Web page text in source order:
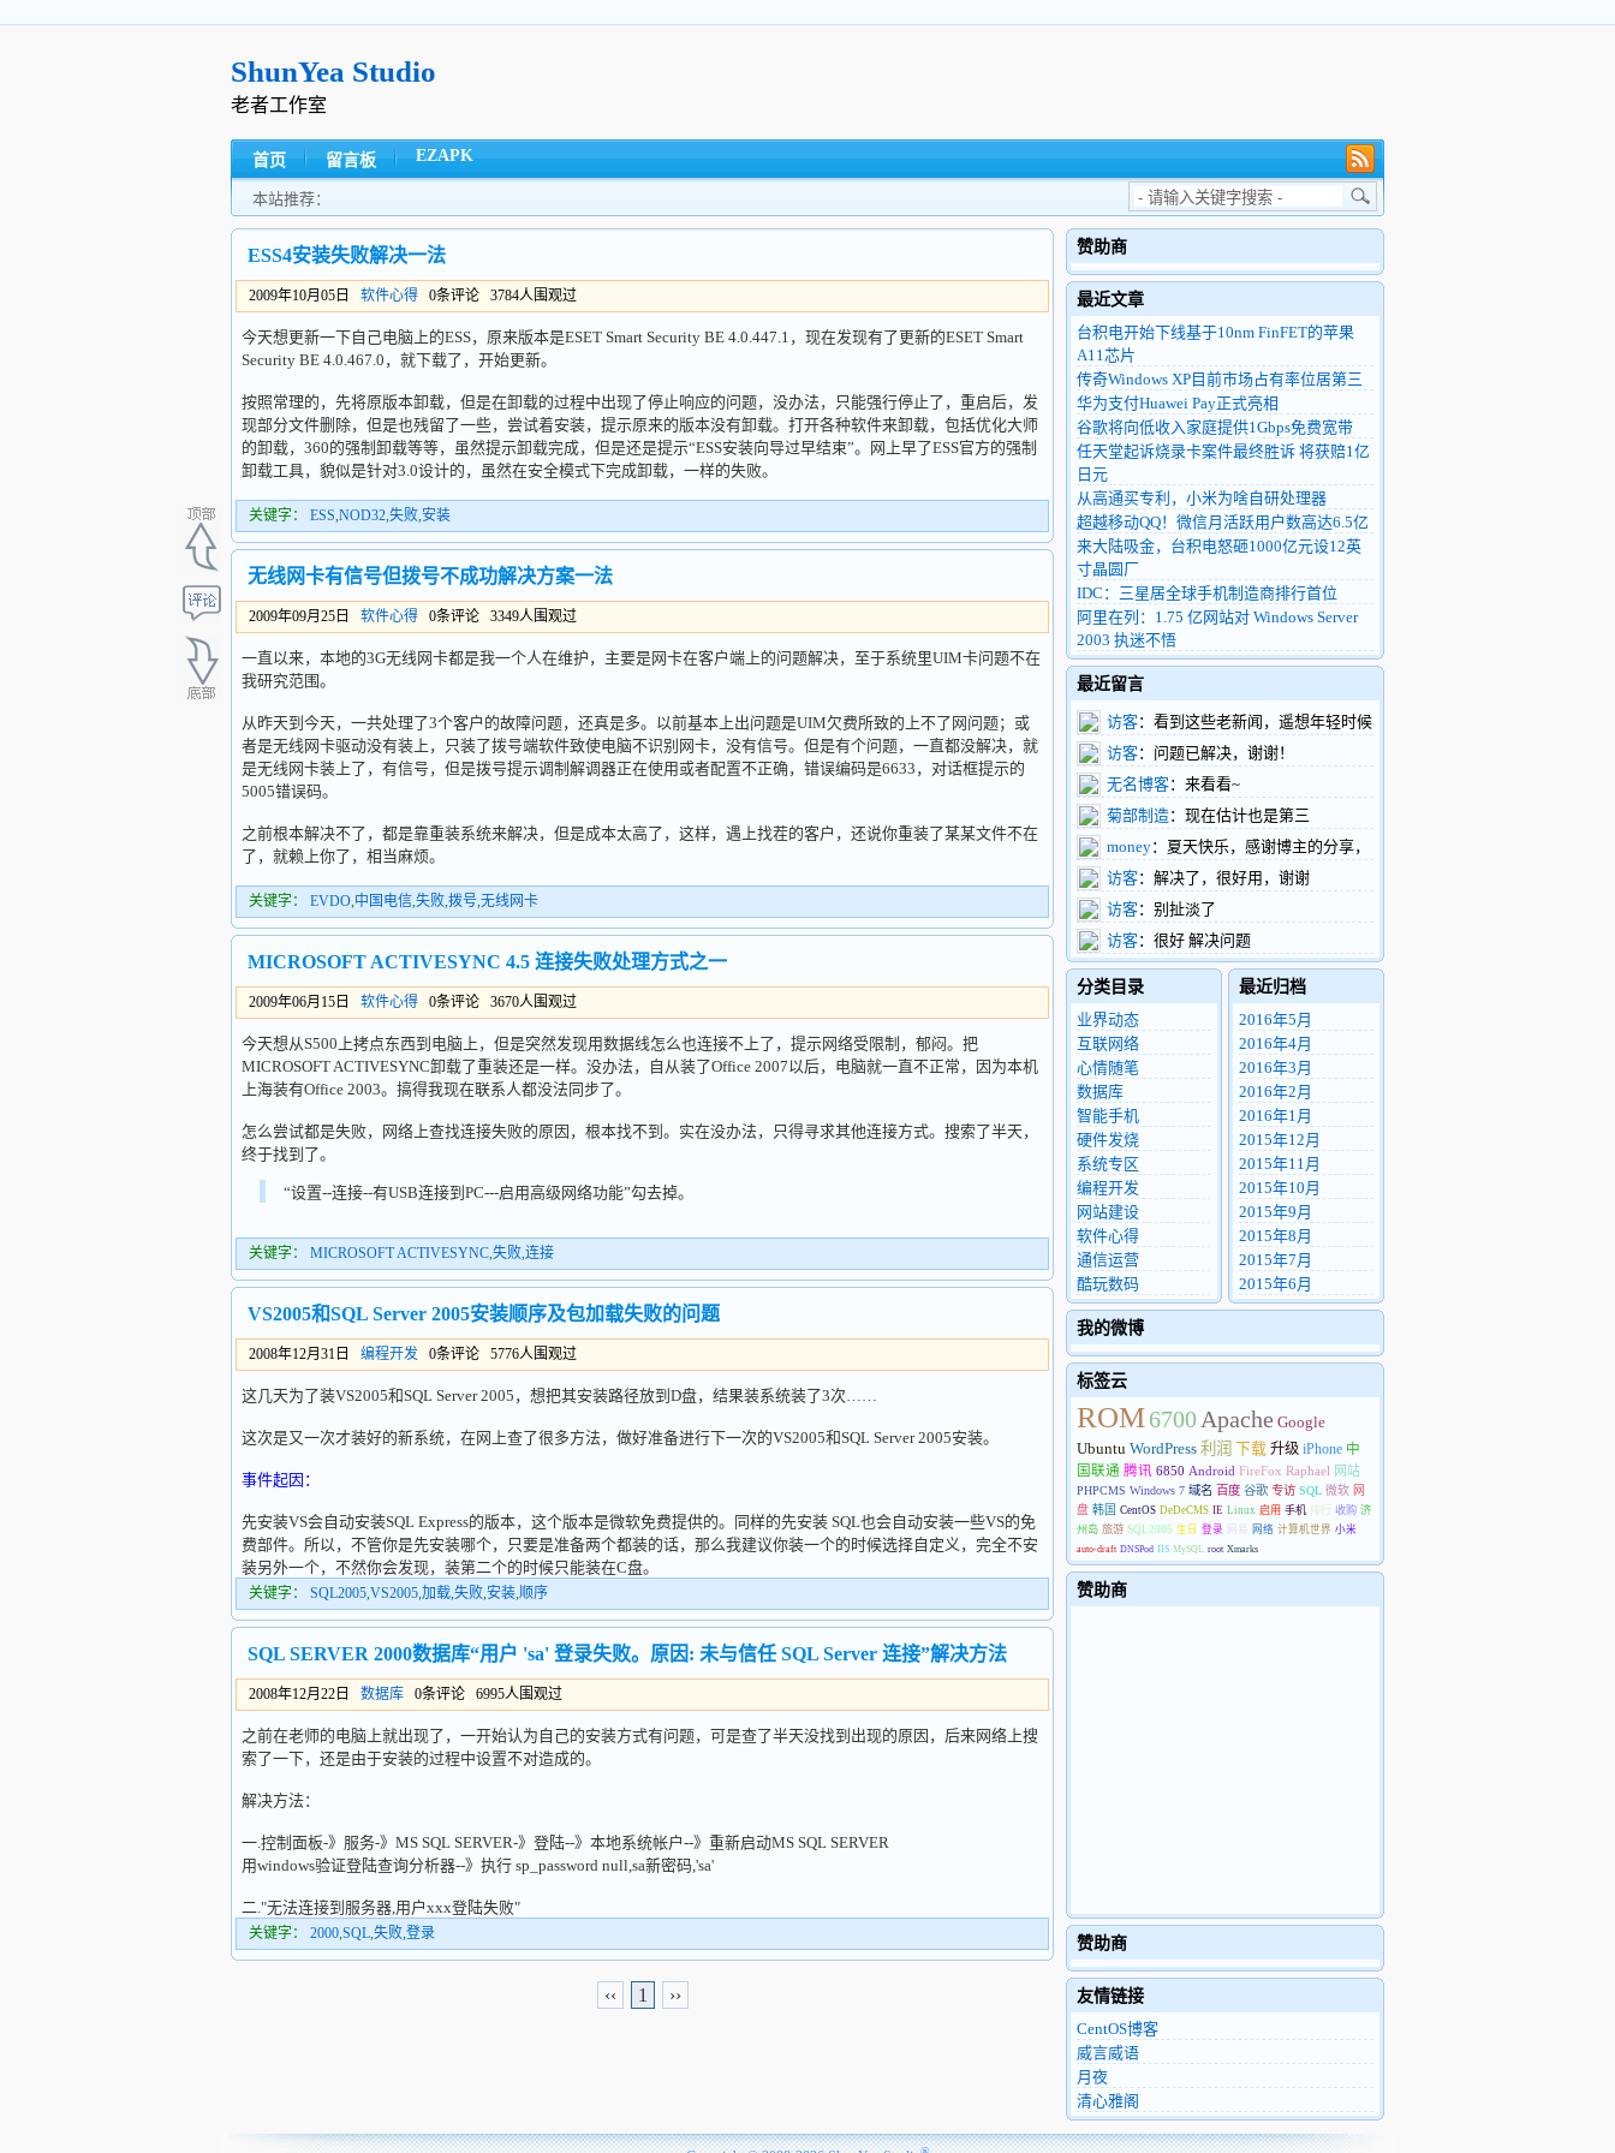
ShunYea Studio
老者工作室
首页 留言板 EZAPK
本站推荐：
ESS4安装失败解决一法
2009年10月05日 软件心得 0条评论 3784人围观过
今天想更新一下自己电脑上的ESS，原来版本是ESET Smart Security BE 4.0.447.1，现在发现有了更新的ESET Smart
Security BE 4.0.467.0，就下载了，开始更新。
按照常理的，先将原版本卸载，但是在卸载的过程中出现了停止响应的问题，没办法，只能强行停止了，重启后，发
现部分文件删除，但是也残留了一些，尝试着安装，提示原来的版本没有卸载。打开各种软件来卸载，包括优化大师
的卸载，360的强制卸载等等，虽然提示卸载完成，但是还是提示“ESS安装向导过早结束”。网上早了ESS官方的强制
卸载工具，貌似是针对3.0设计的，虽然在安全模式下完成卸载，一样的失败。
关键字： ESS,NOD32,失败,安装
无线网卡有信号但拨号不成功解决方案一法
2009年09月25日 软件心得 0条评论 3349人围观过
一直以来，本地的3G无线网卡都是我一个人在维护，主要是网卡在客户端上的问题解决，至于系统里UIM卡问题不在
我研究范围。
从昨天到今天，一共处理了3个客户的故障问题，还真是多。以前基本上出问题是UIM欠费所致的上不了网问题；或
者是无线网卡驱动没有装上，只装了拨号端软件致使电脑不识别网卡，没有信号。但是有个问题，一直都没解决，就
是无线网卡装上了，有信号，但是拨号提示调制解调器正在使用或者配置不正确，错误编码是6633，对话框提示的
5005错误码。
之前根本解决不了，都是靠重装系统来解决，但是成本太高了，这样，遇上找茬的客户，还说你重装了某某文件不在
了，就赖上你了，相当麻烦。
关键字： EVDO,中国电信,失败,拨号,无线网卡
MICROSOFT ACTIVESYNC 4.5 连接失败处理方式之一
2009年06月15日 软件心得 0条评论 3670人围观过
今天想从S500上拷点东西到电脑上，但是突然发现用数据线怎么也连接不上了，提示网络受限制，郁闷。把
MICROSOFT ACTIVESYNC卸载了重装还是一样。没办法，自从装了Office 2007以后，电脑就一直不正常，因为本机
上海装有Office 2003。搞得我现在联系人都没法同步了。
怎么尝试都是失败，网络上查找连接失败的原因，根本找不到。实在没办法，只得寻求其他连接方式。搜索了半天，
终于找到了。
“设置--连接--有USB连接到PC---启用高级网络功能”勾去掉。
关键字： MICROSOFT ACTIVESYNC,失败,连接
VS2005和SQL Server 2005安装顺序及包加载失败的问题
2008年12月31日 编程开发 0条评论 5776人围观过
这几天为了装VS2005和SQL Server 2005，想把其安装路径放到D盘，结果装系统装了3次……
这次是又一次才装好的新系统，在网上查了很多方法，做好准备进行下一次的VS2005和SQL Server 2005安装。
事件起因：
先安装VS会自动安装SQL Express的版本，这个版本是微软免费提供的。同样的先安装 SQL也会自动安装一些VS的免
费部件。所以，不管你是先安装哪个，只要是准备两个都装的话，那么我建议你装一个的时候选择自定义，完全不安
装另外一个，不然你会发现，装第二个的时候只能装在C盘。
关键字： SQL2005,VS2005,加载,失败,安装,顺序
SQL SERVER 2000数据库“用户 'sa' 登录失败。原因: 未与信任 SQL Server 连接”解决方法
2008年12月22日 数据库 0条评论 6995人围观过
之前在老师的电脑上就出现了，一开始认为自己的安装方式有问题，可是查了半天没找到出现的原因，后来网络上搜
索了一下，还是由于安装的过程中设置不对造成的。
解决方法：
一.控制面板-》服务-》MS SQL SERVER-》登陆--》本地系统帐户--》重新启动MS SQL SERVER
用windows验证登陆查询分析器--》执行 sp_password null,sa新密码,'sa'
二."无法连接到服务器,用户xxx登陆失败"
关键字： 2000,SQL,失败,登录
‹‹ 1 ››
赞助商
最近文章
台积电开始下线基于10nm FinFET的苹果
A11芯片
传奇Windows XP目前市场占有率位居第三
华为支付Huawei Pay正式亮相
谷歌将向低收入家庭提供1Gbps免费宽带
任天堂起诉烧录卡案件最终胜诉 将获赔1亿
日元
从高通买专利，小米为啥自研处理器
超越移动QQ！微信月活跃用户数高达6.5亿
来大陆吸金，台积电怒砸1000亿元设12英
寸晶圆厂
IDC：三星居全球手机制造商排行首位
阿里在列：1.75 亿网站对 Windows Server
2003 执迷不悟
最近留言
访客：看到这些老新闻，遥想年轻时候
的我，整天扑在富士康车间做验证，真有活
力啊
访客：问题已解决，谢谢！
无名博客：来看看~
菊部制造：现在估计也是第三
money：夏天快乐，感谢博主的分享，
支持了。
访客：解决了，很好用，谢谢
访客：别扯淡了
访客：很好 解决问题
分类目录
业界动态
互联网络
心情随笔
数据库
智能手机
硬件发烧
系统专区
编程开发
网站建设
软件心得
通信运营
酷玩数码
最近归档
2016年5月
2016年4月
2016年3月
2016年2月
2016年1月
2015年12月
2015年11月
2015年10月
2015年9月
2015年8月
2015年7月
2015年6月
我的微博
标签云
ROM6700 Apache Google
Ubuntu WordPress 利润 下载 升级 iPhone 中
国联通 腾讯 6850 Android FireFox Raphael 网站
PHPCMS Windows 7 域名 百度 谷歌 专访 SQL 微软 网
盘 韩国 CentOS DeDeCMS IE Linux 启用 手机 排行 收购 济
州岛 旅游 SQL2005 生日 登录 网易 网络 计算机世界 小米
auto-draft DNSPod IIS MySQL root Xmarks
赞助商
赞助商
友情链接
CentOS博客
威言威语
月夜
清心雅阁